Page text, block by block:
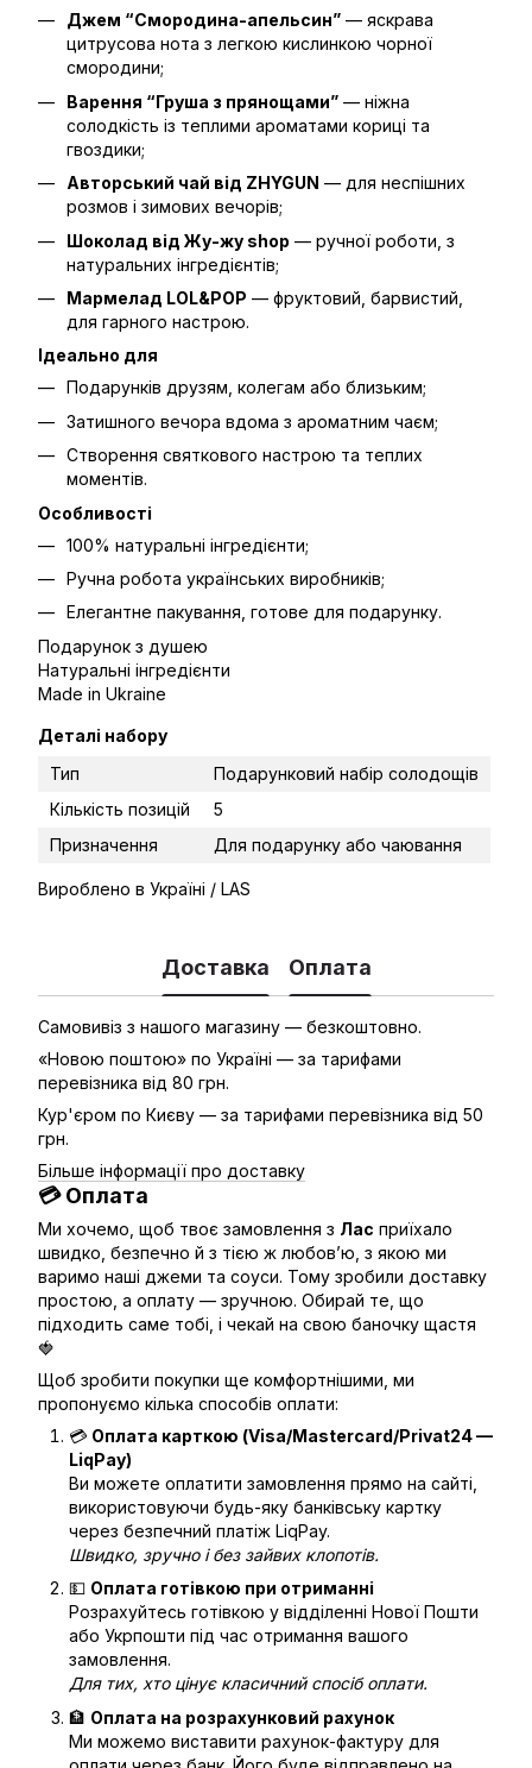
Джем “Смородина-апельсин” — яскрава
цитрусова нота з легкою кислинкою чорної
смородини;
Варення “Груша з прянощами” — ніжна
солодкість із теплими ароматами кориці та
гвоздики;
Авторський чай від ZHYGUN — для неспішних
розмов і зимових вечорів;
Шоколад від Жу-жу shop — ручної роботи, з
натуральних інгредієнтів;
Мармелад LOL&POP — фруктовий, барвистий,
для гарного настрою.
Ідеально для
Подарунків друзям, колегам або близьким;
Затишного вечора вдома з ароматним чаєм;
Створення святкового настрою та теплих
моментів.
Особливості
100% натуральні інгредієнти;
Ручна робота українських виробників;
Елегантне пакування, готове для подарунку.
Подарунок з душею
Натуральні інгредієнти
Made in Ukraine
Деталі набору
Тип
Подарунковий набір солодощів
Кількість позицій
5
Призначення
Для подарунку або чаювання
Вироблено в Україні / LAS
Доставка Оплата
Самовивіз з нашого магазину — безкоштовно.
«Новою поштою» по Україні — за тарифами
перевізника від 80 грн.
Кур'єром по Києву — за тарифами перевізника від 50
грн.
Більше інформації про доставку
💳 Оплата
Ми хочемо, щоб твоє замовлення з Лас приїхало
швидко, безпечно й з тією ж любов’ю, з якою ми
варимо наші джеми та соуси. Тому зробили доставку
простою, а оплату — зручною. Обирай те, що
підходить саме тобі, і чекай на свою баночку щастя
🍓
Щоб зробити покупки ще комфортнішими, ми
пропонуємо кілька способів оплати:
💳 Оплата карткою (Visa/Mastercard/Privat24 —
LiqPay)
Ви можете оплатити замовлення прямо на сайті,
використовуючи будь-яку банківську картку
через безпечний платіж LiqPay.
Швидко, зручно і без зайвих клопотів.
💵 Оплата готівкою при отриманні
Розрахуйтесь готівкою у відділенні Нової Пошти
або Укрпошти під час отримання вашого
замовлення.
Для тих, хто цінує класичний спосіб оплати.
🏦 Оплата на розрахунковий рахунок
Ми можемо виставити рахунок-фактуру для